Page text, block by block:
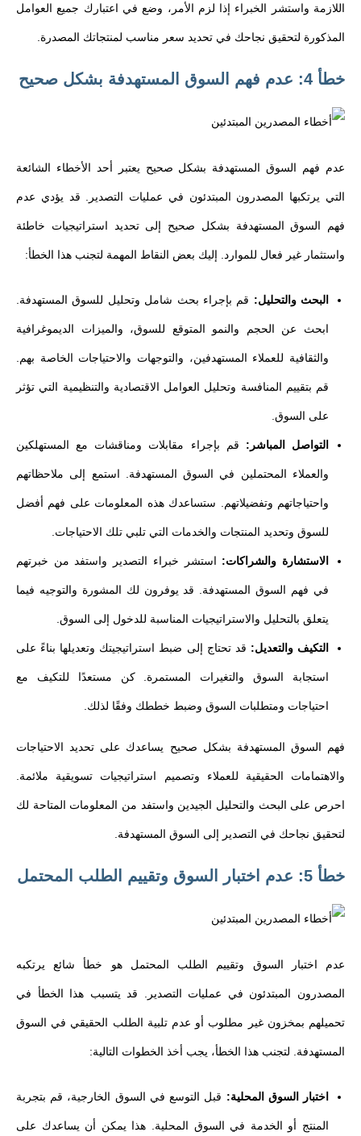
اللازمة واستشر الخبراء إذا لزم الأمر، وضع في اعتبارك جميع العوامل
المذكورة لتحقيق نجاحك في تحديد سعر مناسب لمنتجاتك المصدرة.
خطأ 4: عدم فهم السوق المستهدفة بشكل صحيح
عدم فهم السوق المستهدفة بشكل صحيح يعتبر أحد الأخطاء الشائعة
التي يرتكبها المصدرون المبتدئون في عمليات التصدير. قد يؤدي عدم
فهم السوق المستهدفة بشكل صحيح إلى تحديد استراتيجيات خاطئة
واستثمار غير فعال للموارد. إليك بعض النقاط المهمة لتجنب هذا الخطأ:
البحث والتحليل: قم بإجراء بحث شامل وتحليل للسوق المستهدفة.
ابحث عن الحجم والنمو المتوقع للسوق، والميزات الديموغرافية
والثقافية للعملاء المستهدفين، والتوجهات والاحتياجات الخاصة بهم.
قم بتقييم المنافسة وتحليل العوامل الاقتصادية والتنظيمية التي تؤثر
على السوق.
التواصل المباشر: قم بإجراء مقابلات ومناقشات مع المستهلكين
والعملاء المحتملين في السوق المستهدفة. استمع إلى ملاحظاتهم
واحتياجاتهم وتفضيلاتهم. ستساعدك هذه المعلومات على فهم أفضل
للسوق وتحديد المنتجات والخدمات التي تلبي تلك الاحتياجات.
الاستشارة والشراكات: استشر خبراء التصدير واستفد من خبرتهم
في فهم السوق المستهدفة. قد يوفرون لك المشورة والتوجيه فيما
يتعلق بالتحليل والاستراتيجيات المناسبة للدخول إلى السوق.
التكيف والتعديل: قد تحتاج إلى ضبط استراتيجيتك وتعديلها بناءً على
استجابة السوق والتغيرات المستمرة. كن مستعدًا للتكيف مع
احتياجات ومتطلبات السوق وضبط خططك وفقًا لذلك.
فهم السوق المستهدفة بشكل صحيح يساعدك على تحديد الاحتياجات
والاهتمامات الحقيقية للعملاء وتصميم استراتيجيات تسويقية ملائمة.
احرص على البحث والتحليل الجيدين واستفد من المعلومات المتاحة لك
لتحقيق نجاحك في التصدير إلى السوق المستهدفة.
خطأ 5: عدم اختبار السوق وتقييم الطلب المحتمل
عدم اختبار السوق وتقييم الطلب المحتمل هو خطأ شائع يرتكبه
المصدرون المبتدئون في عمليات التصدير. قد يتسبب هذا الخطأ في
تحميلهم بمخزون غير مطلوب أو عدم تلبية الطلب الحقيقي في السوق
المستهدفة. لتجنب هذا الخطأ، يجب أخذ الخطوات التالية:
اختبار السوق المحلية: قبل التوسع في السوق الخارجية، قم بتجربة
المنتج أو الخدمة في السوق المحلية. هذا يمكن أن يساعدك على